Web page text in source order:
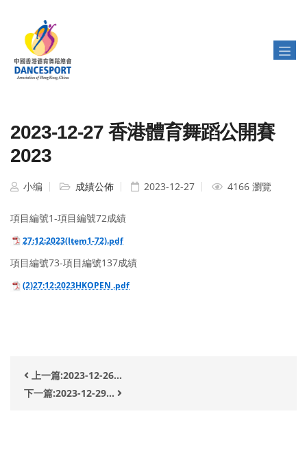
2023-12-27 香港體育舞蹈公開賽
2023
小编 成績公佈 2023-12-27 4166 瀏覽
項目編號1-項目編號72成績
27:12:2023(Item1-72).pdf
項目編號73-項目編號137成績
(2)27:12:2023HKOPEN .pdf
上一篇:2023-12-26...
下一篇:2023-12-29...